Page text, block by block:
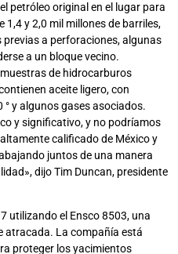
petróleo original en el lugar para
1,4 y 2,0 mil millones de barriles,
a perforaciones, algunas
a un bloque vecino.
de hidrocarburos
aceite ligero, con
° y algunos gases asociados.
y significativo, y no podríamos
calificado de México y
juntos de una manera
dijo Tim Duncan, presidente
utilizando el Ensco 8503, una
La compañía está
proteger los yacimientos